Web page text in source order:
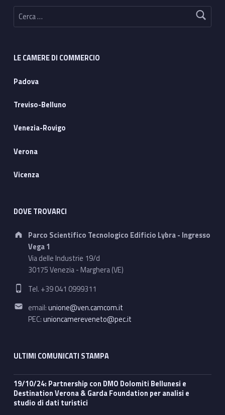
Ricerca per:
LE CAMERE DI COMMERCIO
Padova
Treviso-Belluno
Venezia-Rovigo
Verona
Vicenza
DOVE TROVARCI
Address:
Parco Scientifico Tecnologico Edificio Lybra - Ingresso
Vega 1
Via delle Industrie 19/d
30175 Venezia - Marghera (VE)
Phone number:
Tel. +39 041 0999311
Email address:
email:unione@ven.camcom.it
PEC:unioncamereveneto@pec.it
ULTIMI COMUNICATI STAMPA
19/10/24: Partnership con DMO Dolomiti Bellunesi e
Destination Verona & Garda Foundation per analisi e
studio di dati turistici